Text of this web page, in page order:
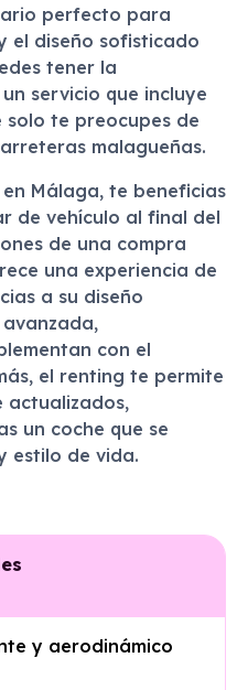
perfecto para
el diseño sofisticado
tener la
servicio que incluye
te preocupes de
malagueñas.
en Málaga, te beneficias
de vehículo al final del
de una compra
una experiencia de
a su diseño
con el
el renting te permite
actualizados,
un coche que se
estilo de vida.
y aerodinámico